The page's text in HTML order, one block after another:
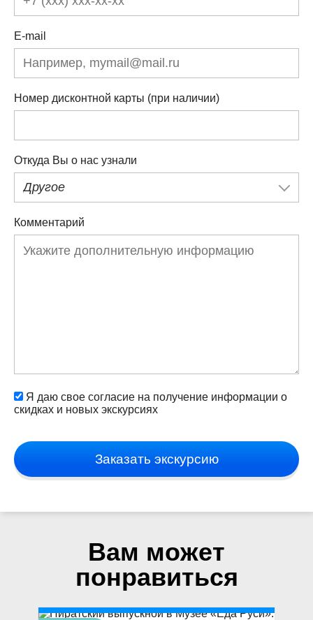
E-mail
Номер дисконтной карты (при наличии)
Откуда Вы о нас узнали
Другое
Комментарий
Я даю свое согласие на получение информации о
скидках и новых экскурсиях
Заказать экскурсию
Вам может
понравиться